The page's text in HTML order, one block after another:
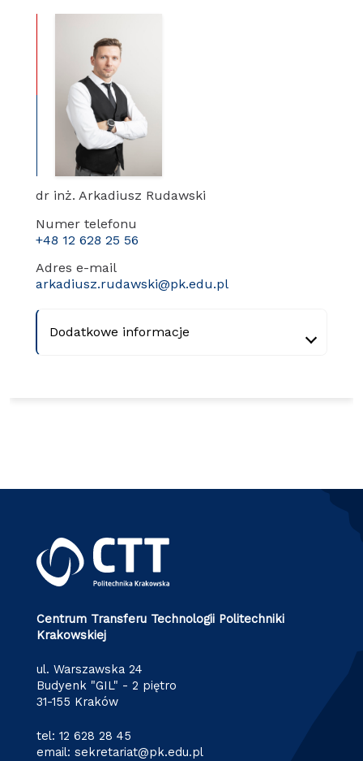
dr inż. Arkadiusz Rudawski
Numer telefonu
+48 12 628 25 56
Adres e-mail
arkadiusz.rudawski@pk.edu.pl
Dodatkowe informacje
Centrum Transferu Technologii Politechniki
Krakowskiej
ul. Warszawska 24
Budyenk "GIL" - 2 piętro
31-155 Kraków
tel: 12 628 28 45
email: sekretariat@pk.edu.pl